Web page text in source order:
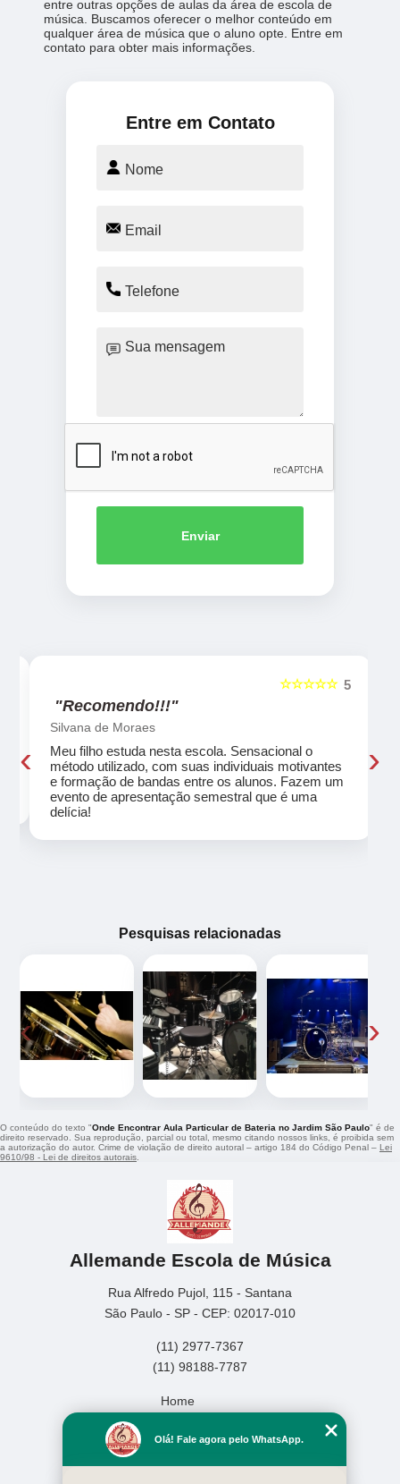
entre outras opções de aulas da área de escola de
música. Buscamos oferecer o melhor conteúdo em
qualquer área de música que o aluno opte. Entre em
contato para obter mais informações.
Entre em Contato
Enviar
5
☆☆☆☆☆
"Recomendo!!!"
Silvana de Moraes
Meu filho estuda nesta escola. Sensacional o
método utilizado, com suas individuais motivantes
e formação de bandas entre os alunos. Fazem um
evento de apresentação semestral que é uma
delícia!
‹ ›
Pesquisas relacionadas
‹ ›
O conteúdo do texto "Onde Encontrar Aula Particular de Bateria no Jardim São Paulo" é de
direito reservado. Sua reprodução, parcial ou total, mesmo citando nossos links, é proibida sem
a autorização do autor. Crime de violação de direito autoral – artigo 184 do Código Penal – Lei
9610/98 - Lei de direitos autorais
Allemande Escola de Música
Rua Alfredo Pujol, 115 - Santana
São Paulo - SP - CEP: 02017-010
(11) 2977-7367
(11) 98188-7787
Home
Missão
Serviços
Olá! Fale agora pelo WhatsApp.